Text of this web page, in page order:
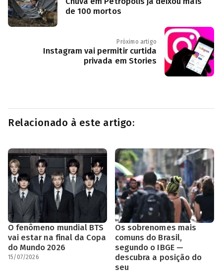
de 100 mortos
Próximo artigo
Instagram vai permitir curtida
privada em Stories
Relacionado à este artigo:
O fenômeno mundial BTS
vai estar na final da Copa
do Mundo 2026
15/07/2026
Os sobrenomes mais
comuns do Brasil,
segundo o IBGE —
descubra a posição do
seu